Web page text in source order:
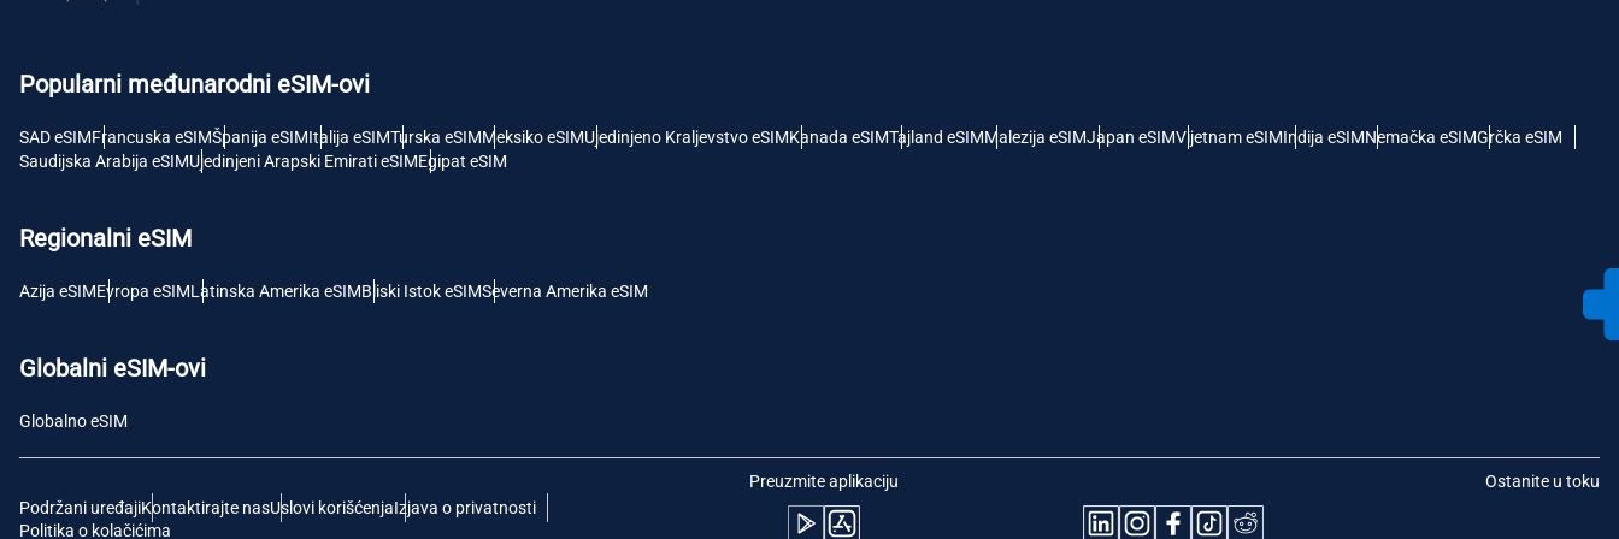
Popularni međunarodni eSIM-ovi
SAD eSIMFrancuska eSIMŠpanija eSIMItalija eSIMTurska eSIMMeksiko eSIMUjedinjeno Kraljevstvo eSIMKanada eSIMTajland eSIMMalezija eSIMJapan eSIMVijetnam eSIMIndija eSIMNemačka eSIMGrčka eSIM
Saudijska Arabija eSIMUjedinjeni Arapski Emirati eSIMEgipat eSIM
Regionalni eSIM
Azija eSIMEvropa eSIMLatinska Amerika eSIMBliski Istok eSIMSeverna Amerika eSIM
Globalni eSIM-ovi
Globalno eSIM
Podržani uređajiKontaktirajte nasUslovi korišćenjaIzjava o privatnosti
Politika o kolačićima
Preuzmite aplikaciju Ostanite u toku
Polski Português
THB - Tajlandski Bat